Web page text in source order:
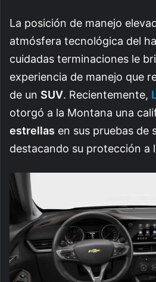
La posición de manejo
atmósfera tecnológica del
cuidadas terminaciones le
experiencia de manejo que
de un SUV. Recientemente,
otorgó a la Montana una
estrellas en sus pruebas de
destacando su protección a